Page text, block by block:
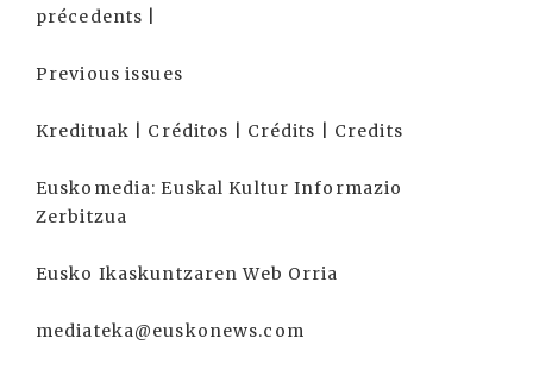
précedents |
Previous issues
Kredituak | Créditos | Crédits | Credits
Euskomedia: Euskal Kultur Informazio
Zerbitzua
Eusko Ikaskuntzaren Web Orria
mediateka@euskonews.com